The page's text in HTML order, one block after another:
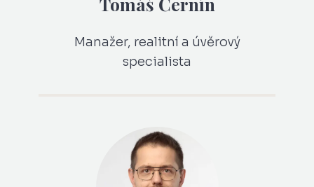
Manažer, realitní a úvěrový
specialista